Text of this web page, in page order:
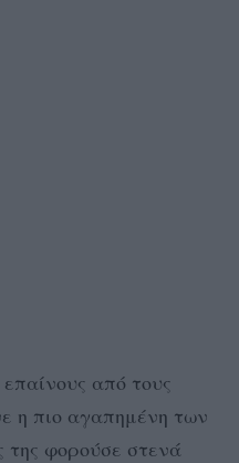
από τους
η πιο αγαπημένη των
φορούσε στενά